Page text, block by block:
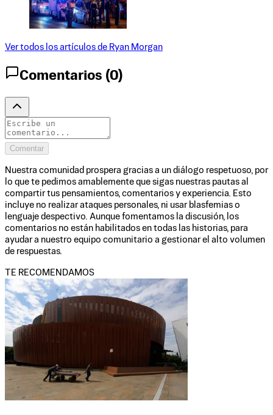
Ver todos los artículos de Ryan Morgan
Comentarios (0)
Comentar
Nuestra comunidad prospera gracias a un diálogo respetuoso, por
lo que te pedimos amablemente que sigas nuestras pautas al
compartir tus pensamientos, comentarios y experiencia. Esto
incluye no realizar ataques personales, ni usar blasfemias o
lenguaje despectivo. Aunque fomentamos la discusión, los
comentarios no están habilitados en todas las historias, para
ayudar a nuestro equipo comunitario a gestionar el alto volumen
de respuestas.
TE RECOMENDAMOS